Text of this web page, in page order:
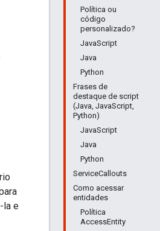
Política ou
código
personalizado?
JavaScript
Java
Python
Frases de
destaque de script
(Java, JavaScript,
Python)
JavaScript
Java
Python
ServiceCallouts
Como acessar
entidades
Política
AccessEntity
la e